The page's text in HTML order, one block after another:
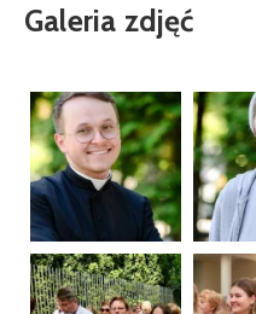
Galeria zdjęć